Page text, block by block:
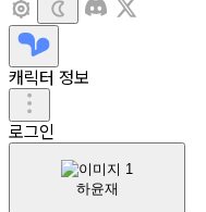
캐릭터 정보
로그인
하윤재